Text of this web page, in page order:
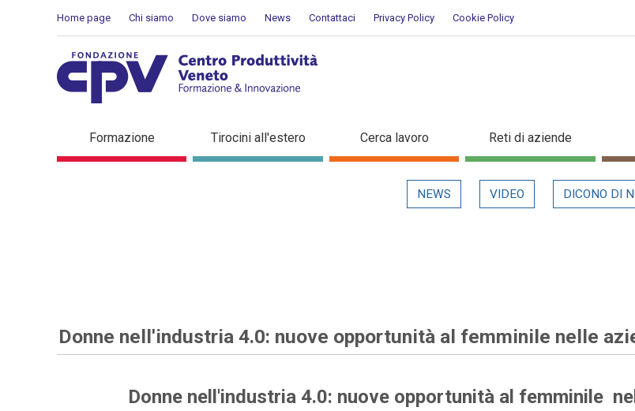
Home page Chi siamo Dove siamo News Contattaci Privacy Policy Cookie Policy
Donne nell'industria 4.0: nuove opportunità al
interconnesse - Dettaglio in evidenza
Formazione Tirocini all'estero Cerca lavoro Reti di aziende
NEWS VIDEO DICONO DI
Donne nell'industria 4.0: nuove opportunità al femminile nelle
Donne nell'industria 4.0: nuove opportunità al femminile